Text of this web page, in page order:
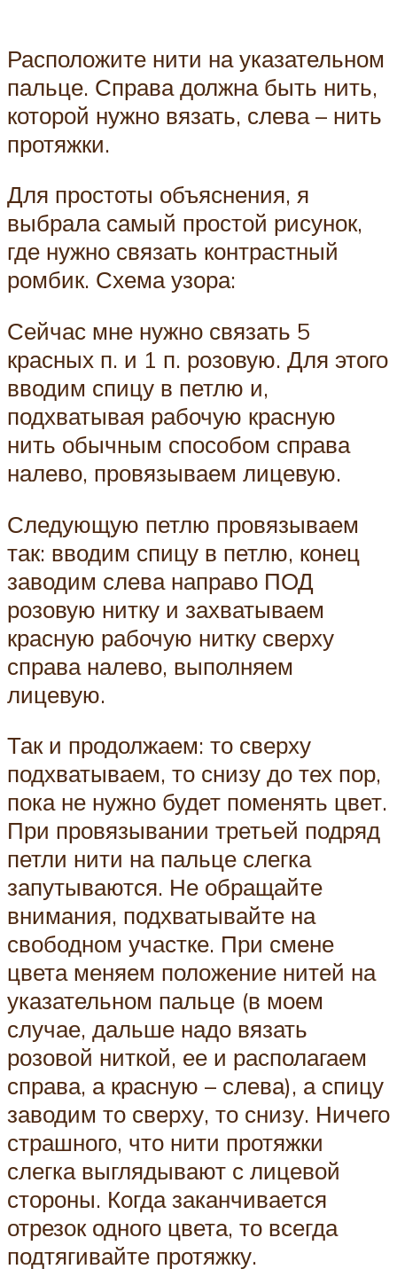
Расположите нити на указательном
пальце. Справа должна быть нить,
которой нужно вязать, слева – нить
протяжки.
Для простоты объяснения, я
выбрала самый простой рисунок,
где нужно связать контрастный
ромбик. Схема узора:
Сейчас мне нужно связать 5
красных п. и 1 п. розовую. Для этого
вводим спицу в петлю и,
подхватывая рабочую красную
нить обычным способом справа
налево, провязываем лицевую.
Следующую петлю провязываем
так: вводим спицу в петлю, конец
заводим слева направо ПОД
розовую нитку и захватываем
красную рабочую нитку сверху
справа налево, выполняем
лицевую.
Так и продолжаем: то сверху
подхватываем, то снизу до тех пор,
пока не нужно будет поменять цвет.
При провязывании третьей подряд
петли нити на пальце слегка
запутываются. Не обращайте
внимания, подхватывайте на
свободном участке. При смене
цвета меняем положение нитей на
указательном пальце (в моем
случае, дальше надо вязать
розовой ниткой, ее и располагаем
справа, а красную – слева), а спицу
заводим то сверху, то снизу. Ничего
страшного, что нити протяжки
слегка выглядывают с лицевой
стороны. Когда заканчивается
отрезок одного цвета, то всегда
подтягивайте протяжку.